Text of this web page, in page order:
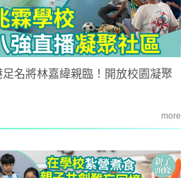
名將林嘉緯親臨！開放校園凝聚
more